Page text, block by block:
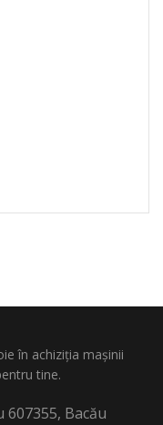
în achiziția mașinii
tine.
607355, Bacău